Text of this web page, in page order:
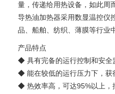
量，传递给用热设备，如此周
导热油加热器采用数显温控仪
品、船舶、纺织、薄膜等行业
产品特点
◆ 具有完备的运行控制和安全
◆ 能在较低的运行压力下，获
◆ 热效率高，可达95%以上